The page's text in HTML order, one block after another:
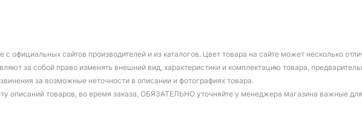
официальных сайтов производителей и из каталогов. Цвет товара на сайте может несколько
за собой право изменять внешний вид, характеристики и комплектацию товара,
за возможные неточности в описании и фотографиях товара.
описаний товаров, во время заказа, ОБЯЗАТЕЛЬНО уточняйте у менеджера магазина важные